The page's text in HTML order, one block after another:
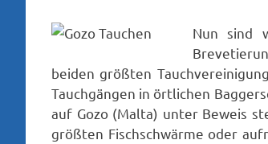
Nun sind
beiden größten
Tauchgängen in örtlichen
auf Gozo (Malta) unter Beweis
größten Fischschwärme oder